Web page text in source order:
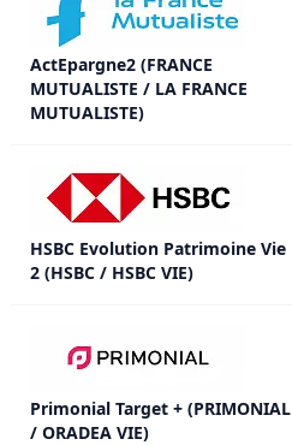
ActEpargne2 (FRANCE
MUTUALISTE / LA FRANCE
MUTUALISTE)
HSBC Evolution Patrimoine Vie
2 (HSBC / HSBC VIE)
Primonial Target + (PRIMONIAL
/ ORADEA VIE)